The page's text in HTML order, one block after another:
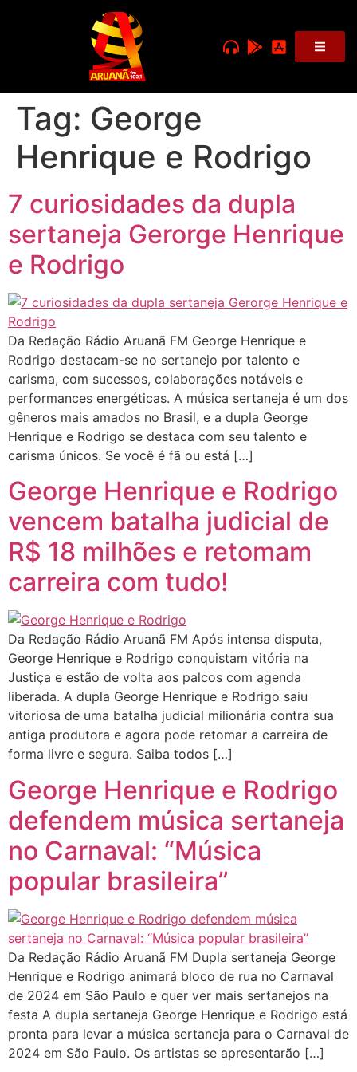
Tag: George
Henrique e Rodrigo
7 curiosidades da dupla
sertaneja Gerorge Henrique
e Rodrigo
Da Redação Rádio Aruanã FM George Henrique e
Rodrigo destacam-se no sertanejo por talento e
carisma, com sucessos, colaborações notáveis e
performances energéticas. A música sertaneja é um dos
gêneros mais amados no Brasil, e a dupla George
Henrique e Rodrigo se destaca com seu talento e
carisma únicos. Se você é fã ou está […]
George Henrique e Rodrigo
vencem batalha judicial de
R$ 18 milhões e retomam
carreira com tudo!
Da Redação Rádio Aruanã FM Após intensa disputa,
George Henrique e Rodrigo conquistam vitória na
Justiça e estão de volta aos palcos com agenda
liberada. A dupla George Henrique e Rodrigo saiu
vitoriosa de uma batalha judicial milionária contra sua
antiga produtora e agora pode retomar a carreira de
forma livre e segura. Saiba todos […]
George Henrique e Rodrigo
defendem música sertaneja
no Carnaval: “Música
popular brasileira”
Da Redação Rádio Aruanã FM Dupla sertaneja George
Henrique e Rodrigo animará bloco de rua no Carnaval
de 2024 em São Paulo e quer ver mais sertanejos na
festa A dupla sertaneja George Henrique e Rodrigo está
pronta para levar a música sertaneja para o Carnaval de
2024 em São Paulo. Os artistas se apresentarão […]